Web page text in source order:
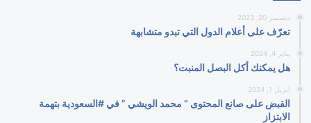
ديسمبر 20, 2023
تعرّف على أعلام الدول التي تبدو متشابهة
يناير 4, 2024
هل يمكنك أكل البصل المنبت؟
أبريل 1, 2024
القبض على صانع المحتوى ” محمد الويشي ” في #السعودية بتهمة
الابتزاز